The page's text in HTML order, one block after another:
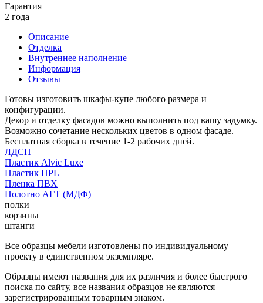
Гарантия
2 года
Описание
Отделка
Внутреннее наполнение
Информация
Отзывы
Готовы изготовить шкафы-купе любого размера и
конфигурации.
Декор и отделку фасадов можно выполнить под вашу задумку.
Возможно сочетание нескольких цветов в одном фасаде.
Бесплатная сборка в течение 1-2 рабочих дней.
ЛДСП
Пластик Alvic Luxe
Пластик HPL
Пленка ПВХ
Полотно АГТ (МДФ)
полки
корзины
штанги
Все образцы мебели изготовлены по индивидуальному
проекту в единственном экземпляре.
Образцы имеют названия для их различия и более быстрого
поиска по сайту, все названия образцов не являются
зарегистрированным товарным знаком.